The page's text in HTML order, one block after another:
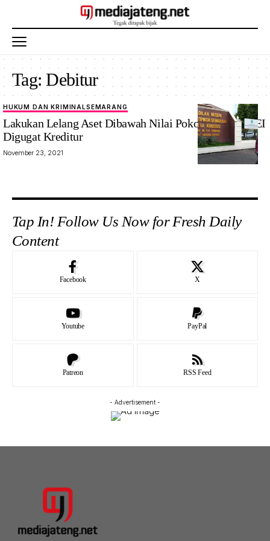
Tag:Debitur
HUKUM DAN KRIMINALSEMARANG
Lakukan Lelang Aset Dibawah Nilai Pokok Utang, LPEI
Digugat Kreditur
November 23, 2021
Tap In! Follow Us Now for Fresh Daily
Content
Facebook X
Youtube PayPal
Patreon RSS Feed
- Advertisement -